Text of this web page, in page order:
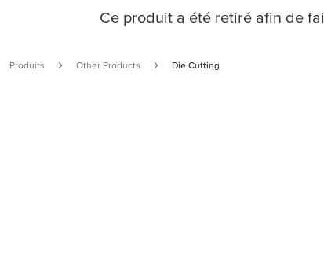
Ce produit a été retiré afin de
Produits Other Products Die Cutting